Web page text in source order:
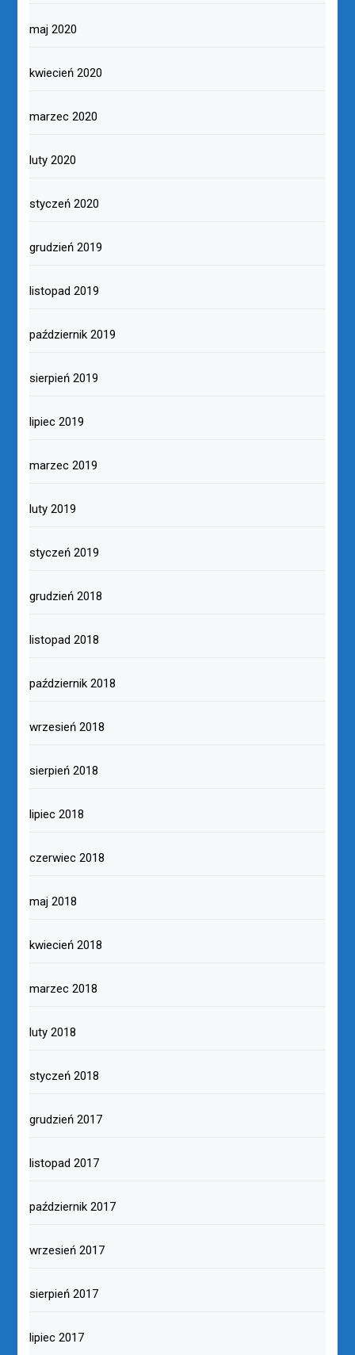
maj 2020
kwiecień 2020
marzec 2020
luty 2020
styczeń 2020
grudzień 2019
listopad 2019
październik 2019
sierpień 2019
lipiec 2019
marzec 2019
luty 2019
styczeń 2019
grudzień 2018
listopad 2018
październik 2018
wrzesień 2018
sierpień 2018
lipiec 2018
czerwiec 2018
maj 2018
kwiecień 2018
marzec 2018
luty 2018
styczeń 2018
grudzień 2017
listopad 2017
październik 2017
wrzesień 2017
sierpień 2017
lipiec 2017